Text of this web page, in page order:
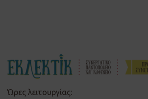
Ώρες λειτουργίας: